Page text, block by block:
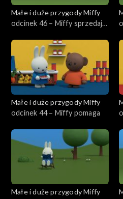
Małe i duże przygody Miffy
odcinek 46 – Miffy sprzedaje
Małe i duże przygody Miffy
odcinek 44 – Miffy pomaga
Małe i duże przygody Miffy